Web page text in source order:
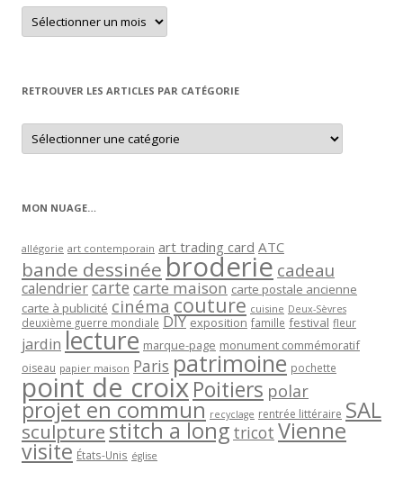
Retrouver
un
article
RETROUVER LES ARTICLES PAR CATÉGORIE
Retrouver
les
articles
MON NUAGE…
allégorie art contemporain art trading card ATC
bande dessinée broderie cadeau
calendriercartecarte maison carte postale ancienne
carte à publicité cinéma couture cuisine Deux-Sèvres
deuxième guerre mondiale DIY exposition famille festival fleur
jardin lecture marque-page monument commémoratif
oiseau papier maison Paris patrimoine pochette
point de croixPoitiers polar
projet en commun recyclage rentrée littéraire SAL
sculpturestitch a long tricot Vienne
visite États-Unis église